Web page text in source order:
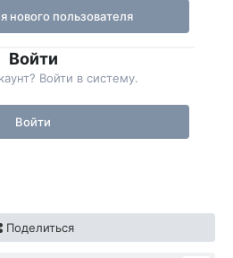
нового пользователя
Войти
Войти в систему.
Войти
Поделиться